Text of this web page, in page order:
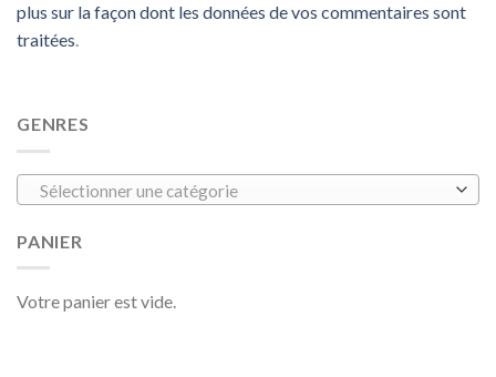
plus sur la façon dont les données de vos commentaires sont
traitées.
GENRES
Sélectionner une catégorie
PANIER
Votre panier est vide.